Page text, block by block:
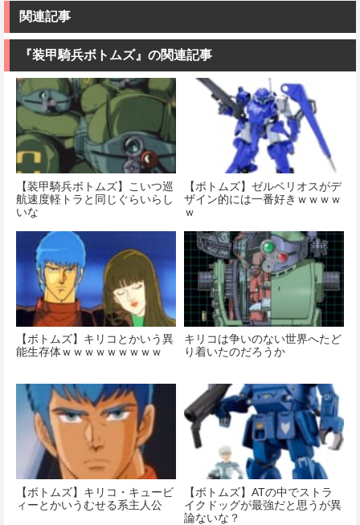
ダム 水星の魔
アリアル 1/100
スケール 色分
け済みプラモ
デル
価格：¥4,822
ケール 全高約
175mm
価格：¥8,820
みプラモデル
関連記事
『装甲騎兵ボトムズ』の関連記事
【装甲騎兵ボトムズ】こいつ巡
航速度軽トラと同じぐらいらし
いな
【ボトムズ】ゼルベリオスがデ
ザイン的には一番好きｗｗｗｗ
ｗ
【ボトムズ】キリコとかいう異
能生存体ｗｗｗｗｗｗｗｗｗ
キリコは争いのない世界へたど
り着いたのだろうか
【ボトムズ】キリコ・キュービ
ィーとかいうむせる系主人公
【ボトムズ】ATの中でストラ
イクドッグが最強だと思うが異
論ないな？